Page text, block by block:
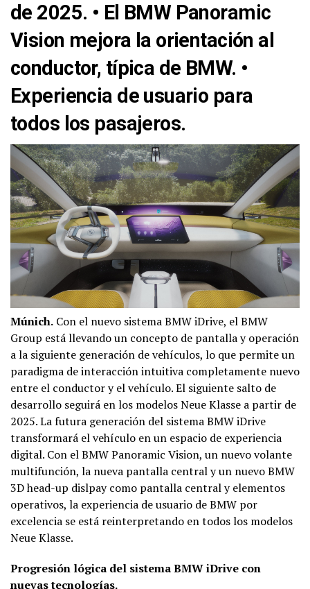
de 2025. • El BMW Panoramic
Vision mejora la orientación al
conductor, típica de BMW. •
Experiencia de usuario para
todos los pasajeros.
Múnich. Con el nuevo sistema BMW iDrive, el BMW
Group está llevando un concepto de pantalla y operación
a la siguiente generación de vehículos, lo que permite un
paradigma de interacción intuitiva completamente nuevo
entre el conductor y el vehículo. El siguiente salto de
desarrollo seguirá en los modelos Neue Klasse a partir de
2025. La futura generación del sistema BMW iDrive
transformará el vehículo en un espacio de experiencia
digital. Con el BMW Panoramic Vision, un nuevo volante
multifunción, la nueva pantalla central y un nuevo BMW
3D head-up dislpay como pantalla central y elementos
operativos, la experiencia de usuario de BMW por
excelencia se está reinterpretando en todos los modelos
Neue Klasse.
Progresión lógica del sistema BMW iDrive con
nuevas tecnologías.